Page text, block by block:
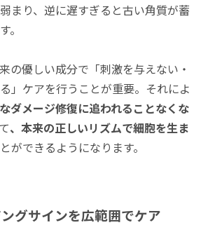
まり、逆に遅すぎると古い角質が蓄
。
の優しい成分で「刺激を与えない・
」ケアを行うことが重要。それによ
ダメージ修復に追われることなくな
、本来の正しいリズムで細胞を生ま
ができるようになります。
グサインを広範囲でケア